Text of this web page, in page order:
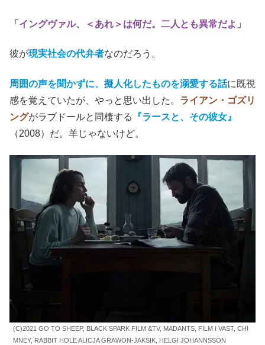
「イングヴァル、＜あれ＞は何だ。二人とも異常だよ」
彼が現実社会の代弁者なのだろう。
周囲の声を聞かずに、擬人化したものを溺愛する話に既視
感を覚えていたが、やっと思い出した。 ライアン・ゴズリ
ングがラブドールと同棲する
『ラースと、その彼女』
（2008）だ。羊じゃないけど。
(C)2021 GO TO SHEEP, BLACK SPARK FILM &TV, MADANTS, FILM I VAST, CHI
MNEY, RABBIT HOLE ALICJA GRAWON-JAKSIK, HELGI JOHANNSSON